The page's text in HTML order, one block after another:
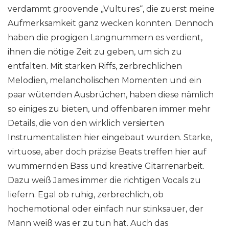
verdammt groovende „Vultures“, die zuerst meine
Aufmerksamkeit ganz wecken konnten. Dennoch
haben die progigen Langnummern es verdient,
ihnen die nötige Zeit zu geben, um sich zu
entfalten. Mit starken Riffs, zerbrechlichen
Melodien, melancholischen Momenten und ein
paar wütenden Ausbrüchen, haben diese nämlich
so einiges zu bieten, und offenbaren immer mehr
Details, die von den wirklich versierten
Instrumentalisten hier eingebaut wurden. Starke,
virtuose, aber doch präzise Beats treffen hier auf
wummernden Bass und kreative Gitarrenarbeit.
Dazu weiß James immer die richtigen Vocals zu
liefern. Egal ob ruhig, zerbrechlich, ob
hochemotional oder einfach nur stinksauer, der
Mann weiß was er zu tun hat. Auch das